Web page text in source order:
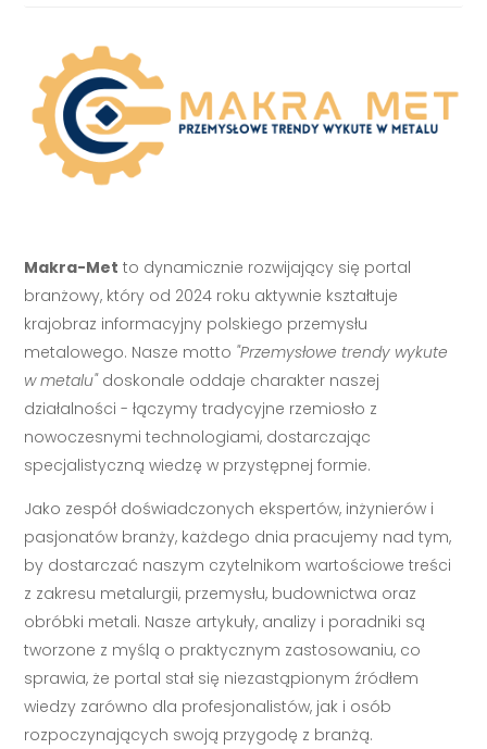
Makra-Met to dynamicznie rozwijający się portal
branżowy, który od 2024 roku aktywnie kształtuje
krajobraz informacyjny polskiego przemysłu
metalowego. Nasze motto "Przemysłowe trendy wykute
w metalu"doskonale oddaje charakter naszej
działalności - łączymy tradycyjne rzemiosło z
nowoczesnymi technologiami, dostarczając
specjalistyczną wiedzę w przystępnej formie.
Jako zespół doświadczonych ekspertów, inżynierów i
pasjonatów branży, każdego dnia pracujemy nad tym,
by dostarczać naszym czytelnikom wartościowe treści
z zakresu metalurgii, przemysłu, budownictwa oraz
obróbki metali. Nasze artykuły, analizy i poradniki są
tworzone z myślą o praktycznym zastosowaniu, co
sprawia, że portal stał się niezastąpionym źródłem
wiedzy zarówno dla profesjonalistów, jak i osób
rozpoczynających swoją przygodę z branżą.